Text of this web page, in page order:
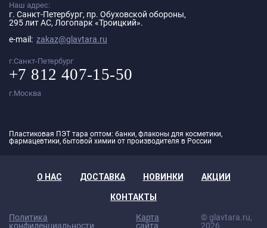
Наш адрес:
г. Санкт-Петербург, пр. Обуховской обороны,
295 лит АС, Логопарк «Троицкий».
e-mail: zakaz@glavtara.ru
г.Санкт-Петербург
+7 812 407-15-50
г.Москва
Пластиковая ПЭТ тара оптом: банки, флаконы для косметики,
фармацевтики, бытовой химии от производителя в России
О НАС ДОСТАВКА НОВИНКИ АКЦИИ
КОНТАКТЫ
Политика
конфиденциальности
Карта
сайта
© glavtara.ru,
2026